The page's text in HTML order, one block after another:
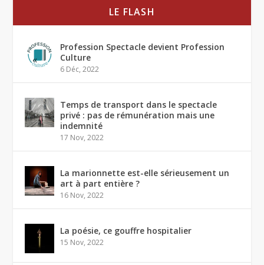
LE FLASH
Profession Spectacle devient Profession
Culture
6 Déc, 2022
Temps de transport dans le spectacle
privé : pas de rémunération mais une
indemnité
17 Nov, 2022
La marionnette est-elle sérieusement un
art à part entière ?
16 Nov, 2022
La poésie, ce gouffre hospitalier
15 Nov, 2022